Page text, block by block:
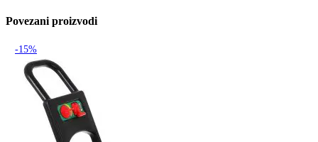
Povezani proizvodi
-15%